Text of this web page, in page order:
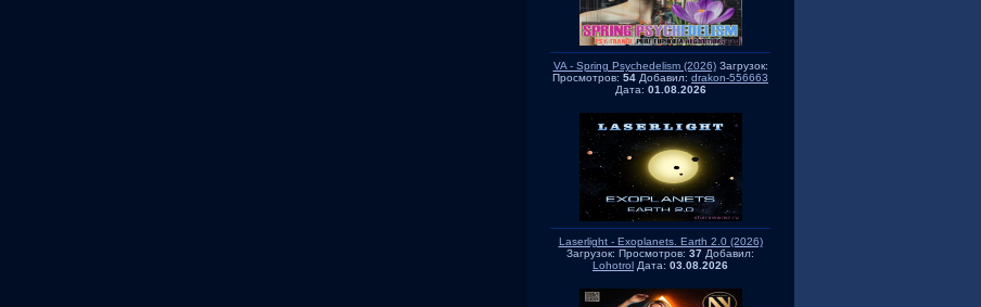
VA - Spring Psychedelism (2026)Загрузок:
Просмотров: 54 Добавил: drakon-556663
Дата: 01.08.2026
Laserlight - Exoplanets. Earth 2.0 (2026)
Загрузок: Просмотров: 37 Добавил:
Lohotrol Дата: 03.08.2026